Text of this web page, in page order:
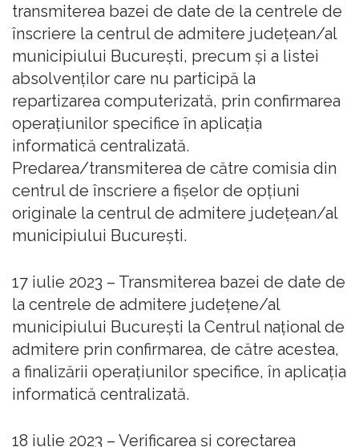
transmiterea bazei de date de la centrele de
înscriere la centrul de admitere județean/al
municipiului București, precum și a listei
absolvenților care nu participă la
repartizarea computerizată, prin confirmarea
operațiunilor specifice în aplicația
informatică centralizată.
Predarea/transmiterea de către comisia din
centrul de înscriere a fișelor de opțiuni
originale la centrul de admitere județean/al
municipiului București.
17 iulie 2023 – Transmiterea bazei de date de
la centrele de admitere județene/al
municipiului București la Centrul național de
admitere prin confirmarea, de către acestea,
a finalizării operațiunilor specifice, în aplicația
informatică centralizată.
18 iulie 2023 – Verificarea și corectarea